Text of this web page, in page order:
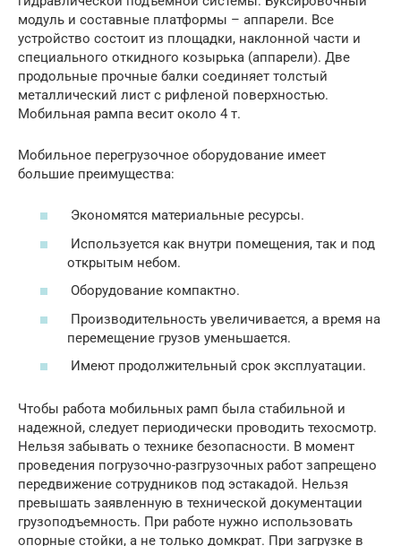
модуль и составные платформы – аппарели. Все
устройство состоит из площадки, наклонной части и
специального откидного козырька (аппарели). Две
продольные прочные балки соединяет толстый
металлический лист с рифленой поверхностью.
Мобильная рампа весит около 4 т.
Мобильное перегрузочное оборудование имеет
большие преимущества:
Экономятся материальные ресурсы.
Используется как внутри помещения, так и под
открытым небом.
Оборудование компактно.
Производительность увеличивается, а время на
перемещение грузов уменьшается.
Имеют продолжительный срок эксплуатации.
Чтобы работа мобильных рамп была стабильной и
надежной, следует периодически проводить техосмотр.
Нельзя забывать о технике безопасности. В момент
проведения погрузочно-разгрузочных работ запрещено
передвижение сотрудников под эстакадой. Нельзя
превышать заявленную в технической документации
грузоподъемность. При работе нужно использовать
опорные стойки, а не только домкрат. При загрузке в